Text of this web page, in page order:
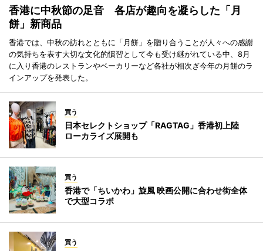
香港に中秋節の足音 各店が趣向を凝らした「月
餅」新商品
香港では、中秋の訪れとともに「月餅」を贈り合うことが人々への感謝
の気持ちを表す大切な文化的慣習として今も受け継がれている中、8月
に入り香港のレストランやベーカリーなど各社が相次ぎ今年の月餅のラ
インアップを発表した。
買う
日本セレクトショップ「RAGTAG」香港初上陸
ローカライズ展開も
買う
香港で「ちいかわ」旋風 映画公開に合わせ街全体
で大型コラボ
買う